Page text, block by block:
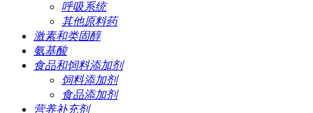
呼吸系统
其他原料药
激素和类固醇
氨基酸
食品和饲料添加剂
饲料添加剂
食品添加剂
营养补充剂